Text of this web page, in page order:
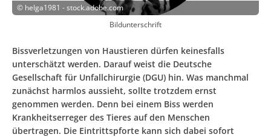
© helga1981 - stock.adobe.com
Bildunterschrift
Bissverletzungen von Haustieren dürfen keinesfalls
unterschätzt werden. Darauf weist die Deutsche
Gesellschaft für Unfallchirurgie (DGU) hin. Was manchmal
zunächst harmlos aussieht, sollte trotzdem ernst
genommen werden. Denn bei einem Biss werden
Krankheitserreger des Tieres auf den Menschen
übertragen. Die Eintrittspforte kann sich dabei sofort